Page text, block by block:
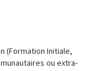
(Formation Initiale,
ou extra-